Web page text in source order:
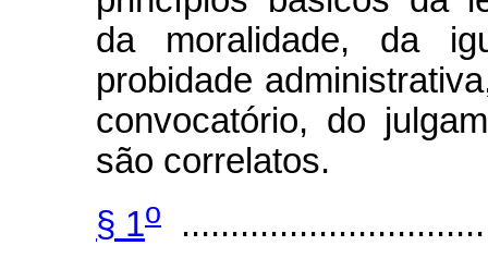
da moralidade, da
probidade
convocatório, do
são correlatos.
§ 1o